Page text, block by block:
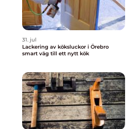
31. jul
Lackering av köksluckor i Örebro
smart väg till ett nytt kök